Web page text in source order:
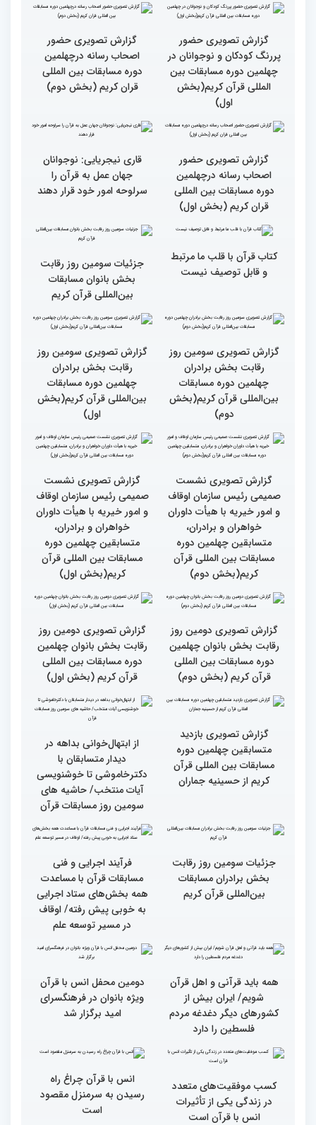
بین‌المللی قرآن کریم
چهلمین دوره مسابقات بین
المللی قرآن کریم(بخش
دوم)
گزارش تصویری حضور
پررنگ کودکان و نوجوانان در
چهلمین دوره مسابقات بین
المللی قرآن کریم(بخش
اول)
گزارش تصویری حضور
دوره مسابقات بین المللی
قران کریم (بخش دوم)
گزارش تصویری حضور
اصحاب رسانه درچهلمین
قران کریم (بخش اول)
جهان عمل به قرآن را
سرلوحه امور خود قرار دهند
کتاب قرآن با قلب ما مرتبط
و قابل توصیف نیست
جزئیات سومین روز رقابت
بخش بانوان مسابقات
بین‌المللی قرآن کریم
گزارش تصویری سومین روز
رقابت بخش برادران
چهلمین دوره مسابقات
بین‌المللی قرآن کریم(بخش
گزارش تصویری سومین روز
رقابت بخش برادران
چهلمین دوره مسابقات
بین‌المللی قرآن کریم(بخش
گزارش تصویری نشست
صمیمی رئیس سازمان اوقاف
و امور خیریه با هیأت داوران
خواهران و برادران،
متسابقین چهلمین دوره
مسابقات بین المللی قرآن
کریم(بخش دوم)
گزارش تصویری نشست
صمیمی رئیس سازمان اوقاف
و امور خیریه با هیأت داوران
خواهران و برادران،
متسابقین چهلمین دوره
مسابقات بین المللی قرآن
کریم(بخش اول)
گزارش تصویری دومین روز
رقابت بخش بانوان چهلمین
دوره مسابقات بین المللی
قرآن کریم (بخش دوم)
گزارش تصویری دومین روز
رقابت بخش بانوان چهلمین
دوره مسابقات بین المللی
گزارش تصویری بازدید
کریم از حسینیه جماران
از ابتهال‌خوانی بداهه در
دیدار متسابقان با
دکترخاموشی تا خوشنویسی
آیات منتخب/ حاشیه های
سومین روز مسابقات قرآن
بین‌المللی قرآن کریم
فرآیند اجرایی و فنی
مسابقات قرآن با مساعدت
همه بخش‌های ستاد اجرایی
به خوبی پیش رفته/ اوقاف
در مسیر توسعه علم
همه باید قرآنی و اهل قرآن
شویم/ ایران بیش از
کشورهای دیگر دغدغه مردم
فلسطین را دارد
ویژه بانوان در فرهنگسرای